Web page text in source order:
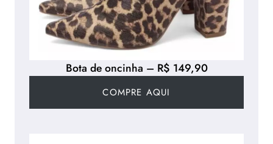
Bota de oncinha – R$ 149,90
COMPRE AQUI